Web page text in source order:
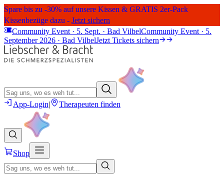
Spare bis zu -30% auf unsere Kissen & GRATIS 2er-Pack
Kissenbezüge dazu - Jetzt sichern
Community Event · 5. Sept. · Bad VilbelCommunity Event · 5.
September 2026 · Bad VilbelJetzt Tickets sichern
App-Login| Therapeuten finden
Shop